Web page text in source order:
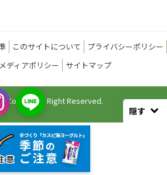
このサイトについて
プライバシーポリシー
ディアポリシー
サイトマップ
Co., Ltd. All Right Reserved.